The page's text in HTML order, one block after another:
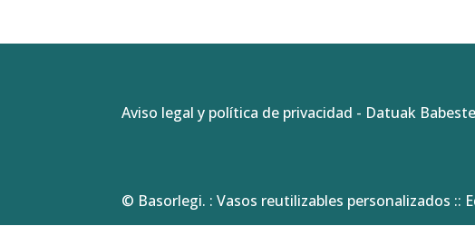
Aviso legal y política de privacidad - Datuak
© Basorlegi. : Vasos reutilizables personalizados